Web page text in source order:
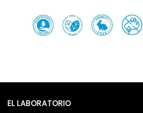
EL LABORATORIO